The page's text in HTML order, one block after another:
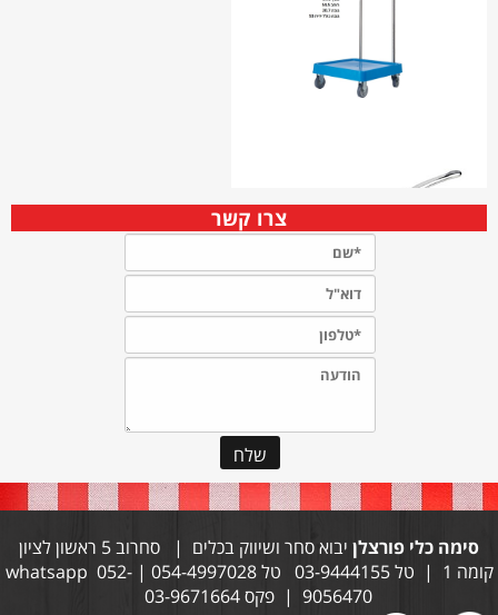
צרו קשר
סימה כלי פורצלן
יבוא סחר ושיווק בכלים | סחרוב 5 ראשון לציון
קומה 1 | טל 03-9444155 טל 054-4997028 | whatsapp 052-
9056470 | פקס 03-9671664